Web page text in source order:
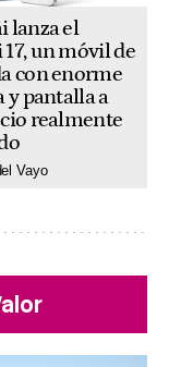
lanza el
un móvil de
con enorme
y pantalla a
realmente
Vayo